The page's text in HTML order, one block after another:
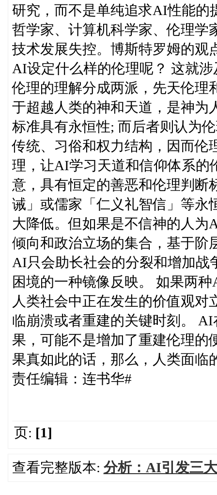
研究，而不是单纯追求AI性能的
哲学家、计算机科学家、伦理学
技术发展失控。博斯特罗姆的观
AI设定什么样的伦理呢？ 这就
伦理的理解分成两派，先天伦理
于超越人类的神和天道，是神为
标准具有永恒性; 而后者则认为
传统、习俗和权力结构，因而伦
理，让AI学习天道和信仰体系
意，具有恒定的善恶和伦理判断
诫」或儒家「仁义礼智信」等永
大降低。但如果是不信神的人
倾向和政治立场的集合，基于阶
AI只会助长社会的分裂和增加
困境的一种镜像反映。 如果两
人类社会中正在发生的价值观
临崩溃或者重建的关键时刻。
果，可能不是增加了重建伦理的
果真如此的话，那么，人类面临
责任编辑：连书华#
页: [1]
查看完整版本: 分析：AI引发三